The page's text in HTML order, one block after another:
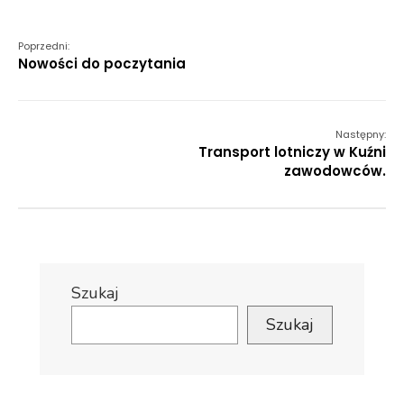
Poprzedni:
Nowości do poczytania
Następny:
Transport lotniczy w Kuźni
zawodowców.
Szukaj
Szukaj